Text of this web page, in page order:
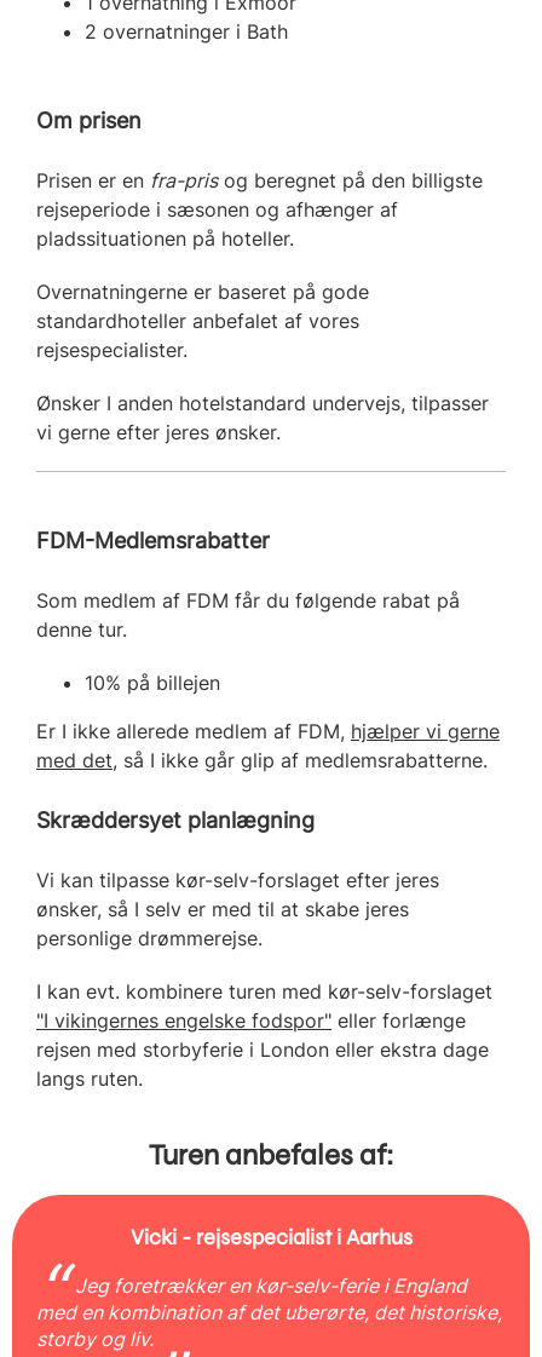
2 overnatninger i Bath
Om prisen
Prisen er en fra-prisog beregnet på den billigste
rejseperiode i sæsonen og afhænger af
pladssituationen på hoteller.
Overnatningerne er baseret på gode
standardhoteller anbefalet af vores
rejsespecialister.
Ønsker I anden hotelstandard undervejs, tilpasser
vi gerne efter jeres ønsker.
FDM-Medlemsrabatter
Som medlem af FDM får du følgende rabat på
denne tur.
10% på billejen
Er I ikke allerede medlem af FDM, hjælper vi gerne
med det, så I ikke går glip af medlemsrabatterne.
Skræddersyet planlægning
Vi kan tilpasse kør-selv-forslaget efter jeres
ønsker, så I selv er med til at skabe jeres
personlige drømmerejse.
I kan evt. kombinere turen med kør-selv-forslaget
"I vikingernes engelske fodspor" eller forlænge
rejsen med storbyferie i London eller ekstra dage
langs ruten.
Turen anbefales af:
Vicki - rejsespecialist i Aarhus
Jeg foretrækker en kør-selv-ferie i England
med en kombination af det uberørte, det historiske,
storby og liv.